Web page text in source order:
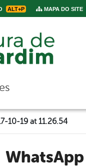
ALT+P MAPA DO SITE
10-19 at 11.26.54